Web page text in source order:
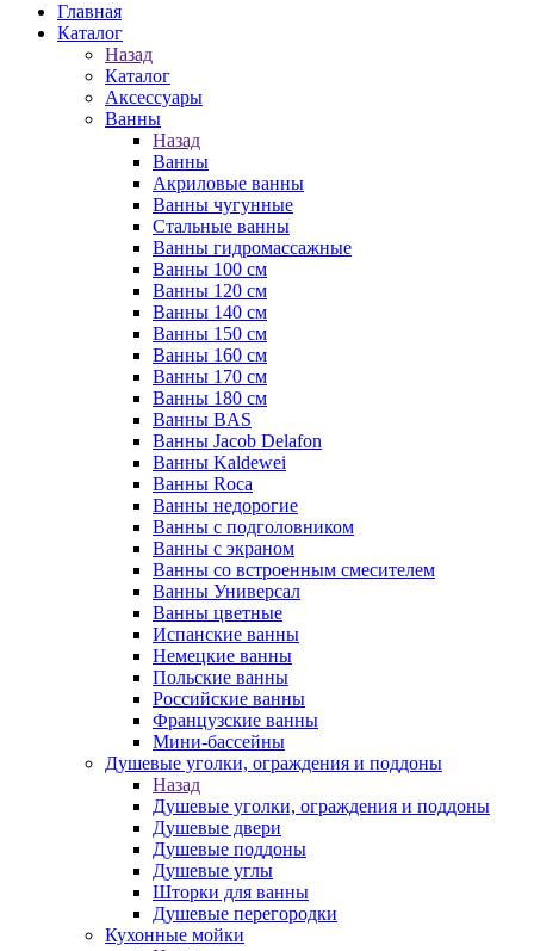
Главная
Каталог
Назад
Каталог
Аксессуары
Ванны
Назад
Ванны
Акриловые ванны
Ванны чугунные
Стальные ванны
Ванны гидромассажные
Ванны 100 см
Ванны 120 см
Ванны 140 см
Ванны 150 см
Ванны 160 см
Ванны 170 см
Ванны 180 см
Ванны BAS
Ванны Jacob Delafon
Ванны Kaldewei
Ванны Roca
Ванны недорогие
Ванны с подголовником
Ванны с экраном
Ванны со встроенным смесителем
Ванны Универсал
Ванны цветные
Испанские ванны
Немецкие ванны
Польские ванны
Российские ванны
Французские ванны
Мини-бассейны
Душевые уголки, ограждения и поддоны
Назад
Душевые уголки, ограждения и поддоны
Душевые двери
Душевые поддоны
Душевые углы
Шторки для ванны
Душевые перегородки
Кухонные мойки